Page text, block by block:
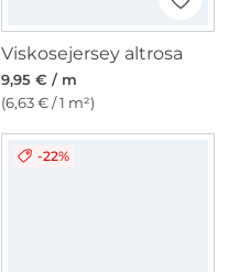
Viskosejersey altrosa
9,95 € / m
(6,63 € / 1 m²)
-22%